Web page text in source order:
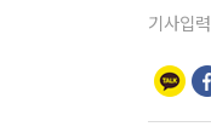
기사입